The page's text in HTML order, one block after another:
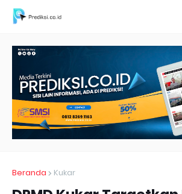
Beranda Kukar